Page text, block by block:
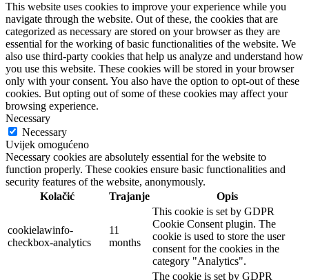
This website uses cookies to improve your experience while you
navigate through the website. Out of these, the cookies that are
categorized as necessary are stored on your browser as they are
essential for the working of basic functionalities of the website. We
also use third-party cookies that help us analyze and understand how
you use this website. These cookies will be stored in your browser
only with your consent. You also have the option to opt-out of these
cookies. But opting out of some of these cookies may affect your
browsing experience.
Necessary
Necessary
Uvijek omogućeno
Necessary cookies are absolutely essential for the website to
function properly. These cookies ensure basic functionalities and
security features of the website, anonymously.
Kolačić
Trajanje Opis
cookielawinfo-
checkbox-analytics
11
months
This cookie is set by GDPR
Cookie Consent plugin. The
cookie is used to store the user
consent for the cookies in the
category "Analytics".
The cookie is set by GDPR